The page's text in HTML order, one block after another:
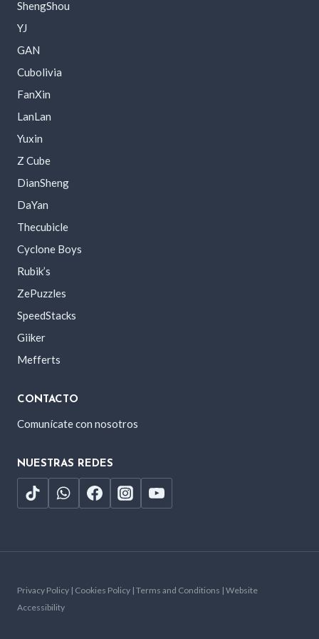
ShengShou
YJ
GAN
Cubolivia
FanXin
LanLan
Yuxin
Z Cube
DianSheng
DaYan
Thecubicle
Cyclone Boys
Rubik’s
ZePuzzles
SpeedStacks
Giiker
Mefferts
CONTACTO
Comunícate con nosotros
NUESTRAS REDES
Privacy Policy | Cookies Policy | Terms and Conditions | Website
Accessibility